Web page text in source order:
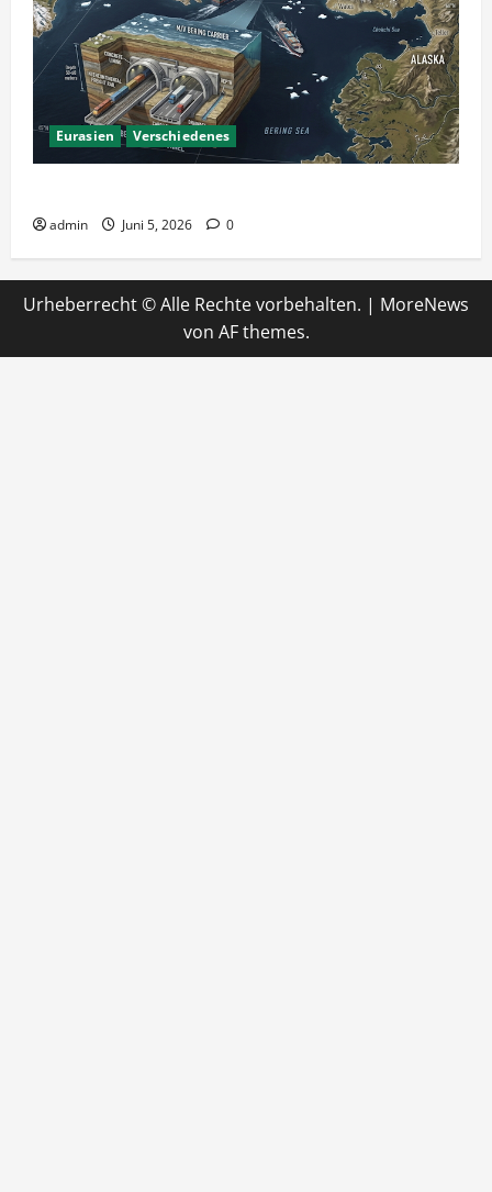
Eurasien Verschiedenes
admin Juni 5, 2026 0
Urheberrecht © Alle Rechte vorbehalten. | MoreNews
von AF themes.